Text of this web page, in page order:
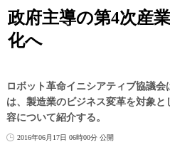
政府主導の第4次産
化へ
ロボット革命イニシアティブ協議
は、製造業のビジネス変革を対象
容について紹介する。
2016年06月17日 06時00分 公開